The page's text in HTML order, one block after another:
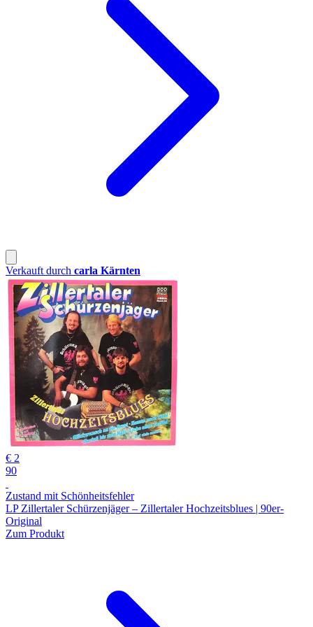
Verkauft durch carla Kärnten
€ 2
90
Zustand mit Schönheitsfehler
LP Zillertaler Schürzenjäger – Zillertaler Hochzeitsblues | 90er-
Original
Zum Produkt